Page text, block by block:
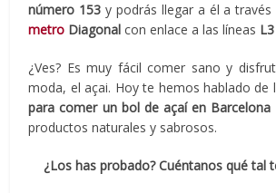
número 153 y podrás llegar a él a
metro Diagonal con enlace a las líneas
¿Ves? Es muy fácil comer sano y
moda, el açai. Hoy te hemos hablado
para comer un bol de açaí en Barcelona
productos naturales y sabrosos.
¿Los has probado? Cuéntanos qué tal